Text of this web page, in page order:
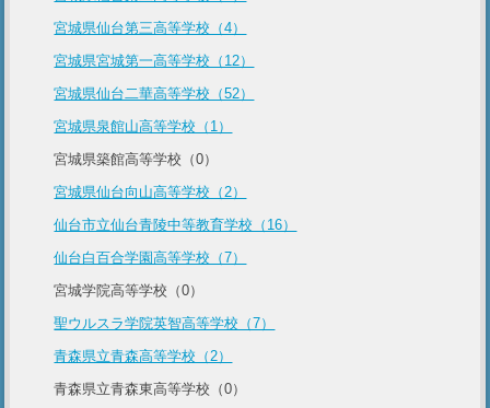
宮城県仙台第三高等学校（4）
宮城県宮城第一高等学校（12）
宮城県仙台二華高等学校（52）
宮城県泉館山高等学校（1）
宮城県築館高等学校（0）
宮城県仙台向山高等学校（2）
仙台市立仙台青陵中等教育学校（16）
仙台白百合学園高等学校（7）
宮城学院高等学校（0）
聖ウルスラ学院英智高等学校（7）
青森県立青森高等学校（2）
青森県立青森東高等学校（0）